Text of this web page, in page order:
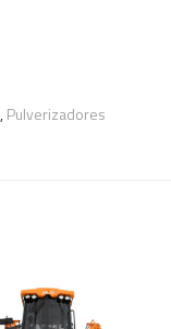
,Pulverizadores